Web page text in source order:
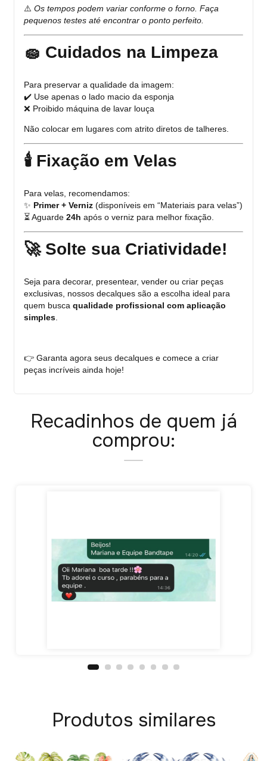
⚠️ Os tempos podem variar conforme o forno. Faça
pequenos testes até encontrar o ponto perfeito.
🧽 Cuidados na Limpeza
Para preservar a qualidade da imagem:
✔️ Use apenas o lado macio da esponja
❌ Proibido máquina de lavar louça
Não colocar em lugares com atrito diretos de talheres.
🕯️ Fixação em Velas
Para velas, recomendamos:
✨ Primer + Verniz (disponíveis em “Materiais para velas”)
⏳ Aguarde 24h após o verniz para melhor fixação.
🚀 Solte sua Criatividade!
Seja para decorar, presentear, vender ou criar peças
exclusivas, nossos decalques são a escolha ideal para
quem busca qualidade profissional com aplicação
simples.
👉 Garanta agora seus decalques e comece a criar
peças incríveis ainda hoje!
Recadinhos de quem já
comprou:
Produtos similares